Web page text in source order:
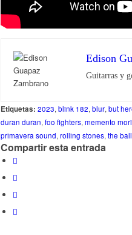
Edison
Guitarras y
Etiquetas: 2023, blink 182, blur, but
duran duran, foo fighters, memento mori
primavera sound, rolling stones, the
Compartir esta entrada